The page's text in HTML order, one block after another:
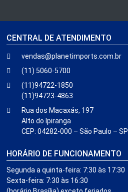
CENTRAL DE ATENDIMENTO
vendas@planetimports.com.br
(11) 5060-5700
(11)94722-1850
(11)94723-4863
Rua dos Macaxás, 197
Alto do Ipiranga
CEP: 04282-000 – São Paulo – SP
HORÁRIO DE FUNCIONAMENTO
Segunda a quinta-feira: 7:30 às 17:30
Sexta-feira: 7:30 às 16:30